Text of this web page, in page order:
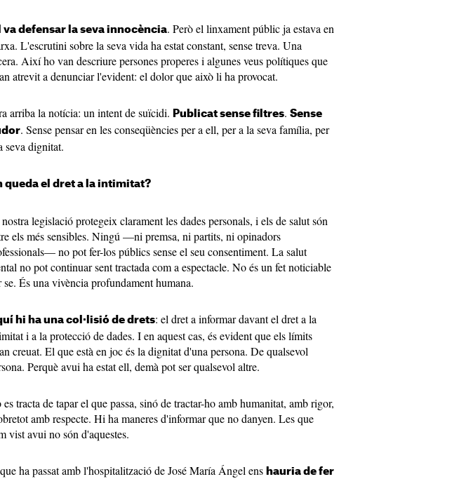
va defensar la seva innocència. Però el linxament públic ja estava en
L'escrutini sobre la seva vida ha estat constant, sense treva. Una
Així ho van descriure persones properes i algunes veus polítiques que
atrevit a denunciar l'evident: el dolor que això li ha provocat.
arriba la notícia: un intent de suïcidi. Publicat sense filtres. Sense
. Sense pensar en les conseqüències per a ell, per a la seva família, per
seva dignitat.
queda el dret a la intimitat?
legislació protegeix clarament les dades personals, i els de salut són
els més sensibles. Ningú —ni premsa, ni partits, ni opinadors
no pot fer-los públics sense el seu consentiment. La salut
no pot continuar sent tractada com a espectacle. No és un fet noticiable
se. És una vivència profundament humana.
hi ha una col·lisió de drets: el dret a informar davant el dret a la
i a la protecció de dades. I en aquest cas, és evident que els límits
creuat. El que està en joc és la dignitat d'una persona. De qualsevol
Perquè avui ha estat ell, demà pot ser qualsevol altre.
tracta de tapar el que passa, sinó de tractar-ho amb humanitat, amb rigor,
amb respecte. Hi ha maneres d'informar que no danyen. Les que
vist avui no són d'aquestes.
ha passat amb l'hospitalització de José María Ángel ens hauria de fer